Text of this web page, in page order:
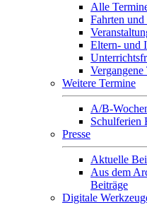
Alle
Fahrten
Eltern- und
Vergangene
Weitere Termine
A/B-
Schulferien
Presse
Aktuelle
Aus dem
Beiträge
Digitale